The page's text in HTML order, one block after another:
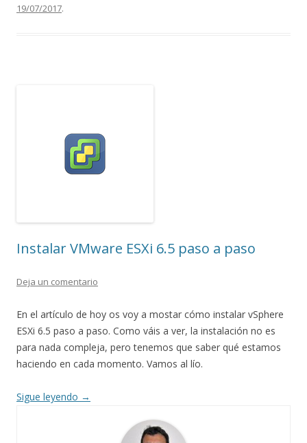
19/07/2017.
Instalar VMware ESXi 6.5 paso a paso
Deja un comentario
En el artículo de hoy os voy a mostar cómo instalar vSphere
ESXi 6.5 paso a paso. Como váis a ver, la instalación no es
para nada compleja, pero tenemos que saber qué estamos
haciendo en cada momento. Vamos al lío.
Sigue leyendo →